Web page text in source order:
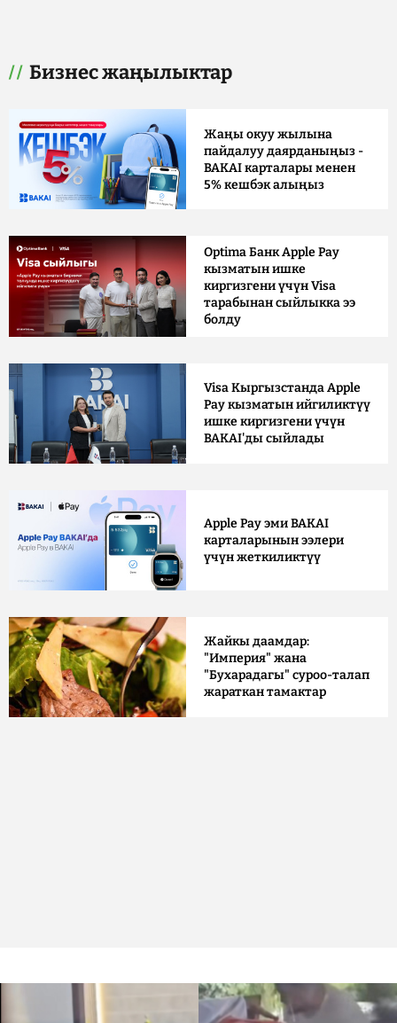
Бизнес жаңылыктар
Жаңы окуу жылына
пайдалуу даярданыңыз -
BAKAI карталары менен
5% кешбэк алыңыз
Optima Банк Apple Pay
кызматын ишке
киргизгени үчүн Visa
тарабынан сыйлыкка ээ
болду
Visa Кыргызстанда Apple
Pay кызматын ийгиликтүү
ишке киргизгени үчүн
BAKAI'ды сыйлады
Apple Pay эми BAKAI
карталарынын ээлери
үчүн жеткиликтүү
Жайкы даамдар:
"Империя" жана
"Бухарадагы" суроо-талап
жараткан тамактар